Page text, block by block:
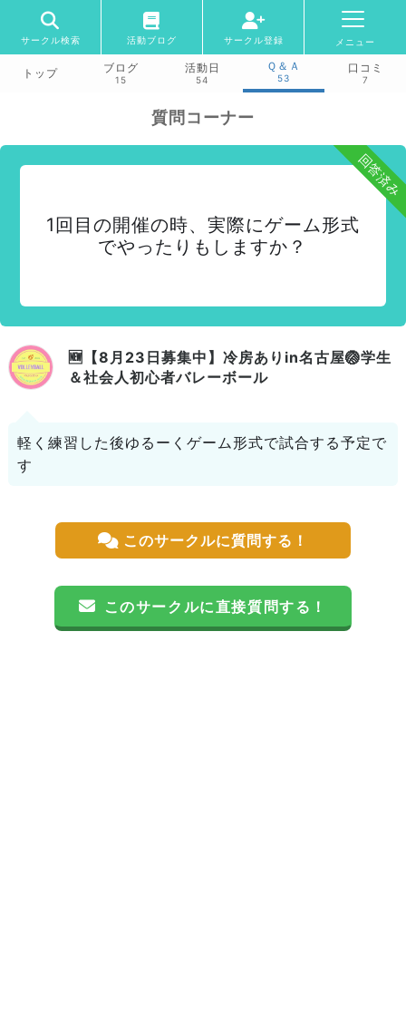
サークル検索 活動ブログ サークル登録 メニュー
トップ ブログ
15
活動日
54
Ｑ＆Ａ
53
口コミ
7
質問コーナー
回答済み
1回目の開催の時、実際にゲーム形式
でやったりもしますか？
🆕【8月23日募集中】冷房ありin名古屋🏐学生
＆社会人初心者バレーボール
軽く練習した後ゆるーくゲーム形式で試合する予定で
す
このサークルに質問する！
このサークルに直接質問する！